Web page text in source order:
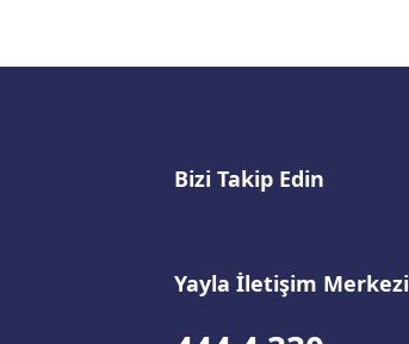
Bizi Takip Edin
Yayla İletişim Merkezi